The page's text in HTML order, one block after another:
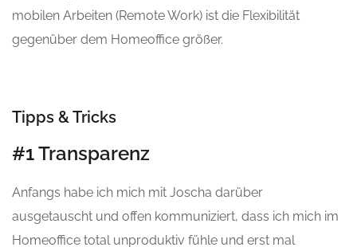
mobilen Arbeiten (Remote Work) ist die Flexibilität
gegenüber dem Homeoffice größer.
Tipps & Tricks
#1 Transparenz
Anfangs habe ich mich mit Joscha darüber
ausgetauscht und offen kommuniziert, dass ich mich im
Homeoffice total unproduktiv fühle und erst mal